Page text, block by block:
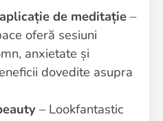
de meditație –
oferă sesiuni
anxietate și
dovedite asupra
– Lookfantastic